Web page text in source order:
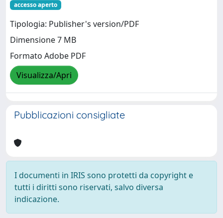
accesso aperto
Tipologia: Publisher's version/PDF
Dimensione 7 MB
Formato Adobe PDF
Visualizza/Apri
Pubblicazioni consigliate
I documenti in IRIS sono protetti da copyright e
tutti i diritti sono riservati, salvo diversa
indicazione.